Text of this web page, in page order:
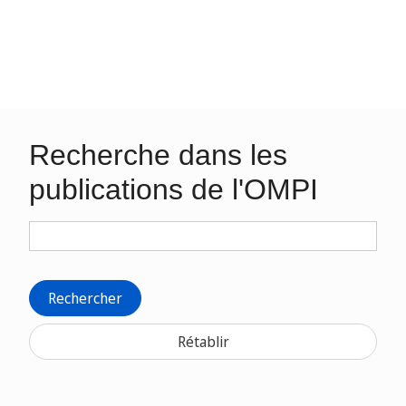
Recherche dans les
publications de l'OMPI
Rechercher
Rétablir